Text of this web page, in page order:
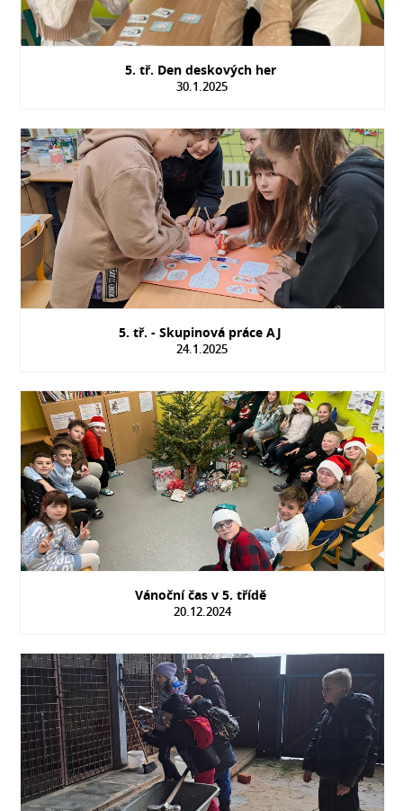
5. tř. Den deskových her
30.1.2025
5. tř. - Skupinová práce AJ
24.1.2025
Vánoční čas v 5. třídě
20.12.2024